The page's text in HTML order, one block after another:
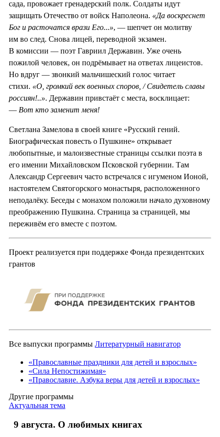
сада, провожает гренадерский полк. Солдаты идут
защищать Отечество от войск Наполеона. «Да воскреснет
Бог и расточатся врази Его...», — шепчет он молитву
им во след. Снова лицей, переводной экзамен.
В комиссии — поэт Гавриил Державин. Уже очень
пожилой человек, он подрёмывает на ответах лицеистов.
Но вдруг — звонкий мальчишеский голос читает
стихи. «О, громкий век военных споров, / Свидетель славы
россиян!..». Державин привстаёт с места, восклицает:
— Вот кто заменит меня!
Светлана Замелова в своей книге «Русский гений.
Биографическая повесть о Пушкине» открывает
любопытные, и малоизвестные страницы ссылки поэта в
его имении Михайловском Псковской губернии. Там
Александр Сергеевич часто встречался с игуменом Ионой,
настоятелем Святогорского монастыря, расположенного
неподалёку. Беседы с монахом положили начало духовному
преображению Пушкина. Страница за страницей, мы
переживём его вместе с поэтом.
Проект реализуется при поддержке Фонда президентских
грантов
Все выпуски программы Литературный навигатор
«Православные праздники для детей и взрослых»
«Сила Непостижимая»
«Православие. Азбука веры для детей и взрослых»
Другие программы
Актуальная тема
9 августа. О любимых книгах